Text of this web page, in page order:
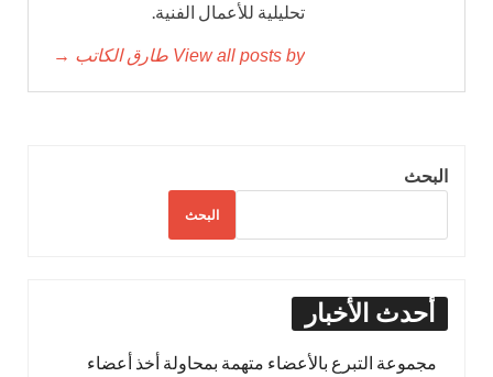
تحليلية للأعمال الفنية.
View all posts by طارق الكاتب →
البحث
البحث
أحدث الأخبار
مجموعة التبرع بالأعضاء متهمة بمحاولة أخذ أعضاء